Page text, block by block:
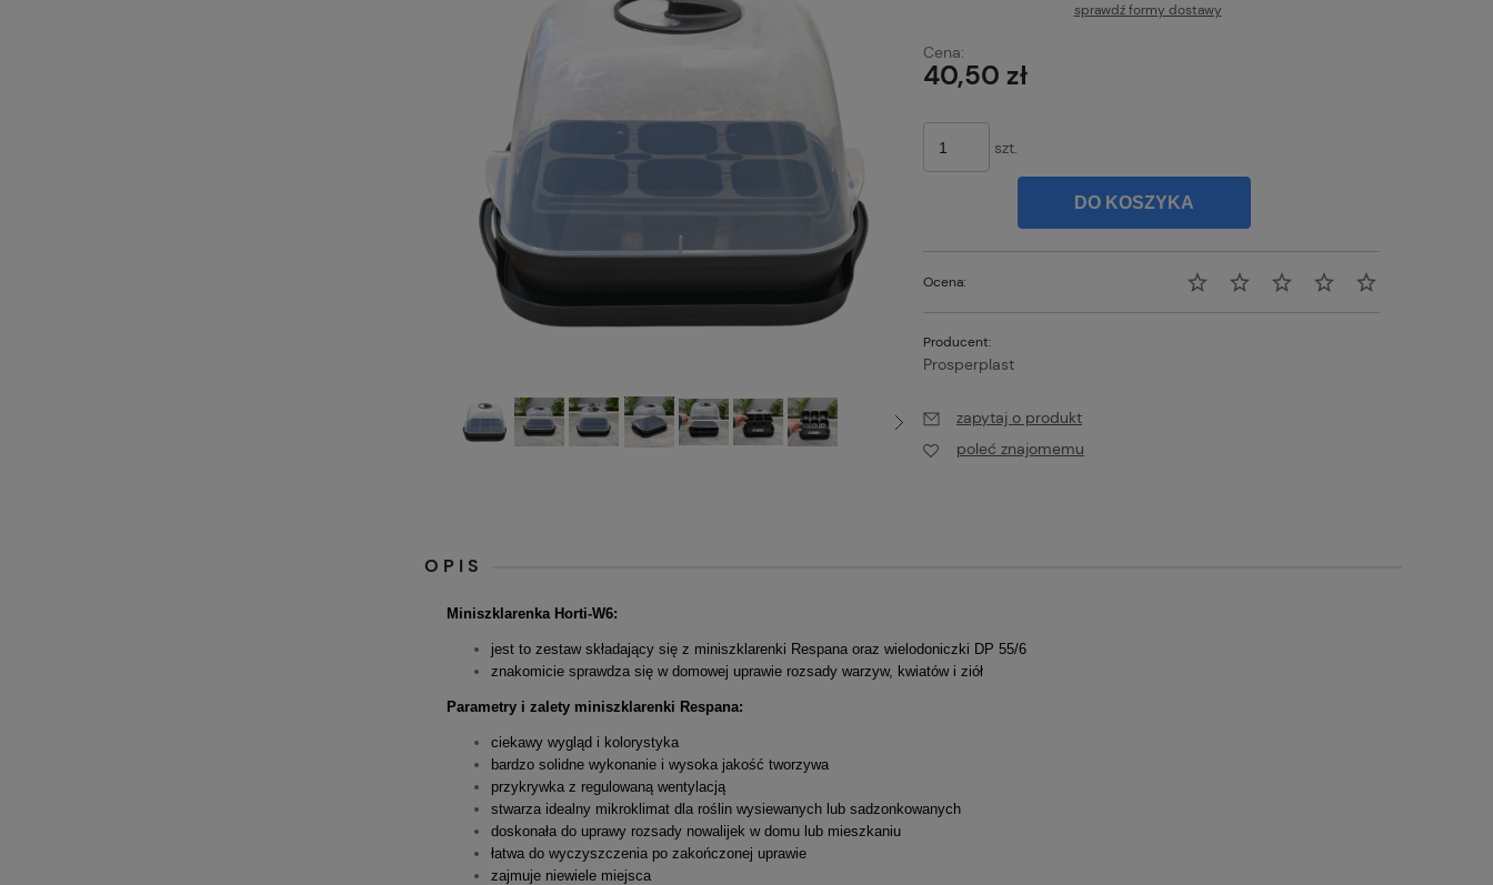
zł wysyłamy gratis!
sprawdź formy dostawy
Cena:
40,50 zł
szt.
DO KOSZYKA
Ocena:
Producent:
Prosperplast
zapytaj o produkt
poleć znajomemu
OPIS
Miniszklarenka Horti-W6:
jest to zestaw składający się z miniszklarenki Respana oraz wielodoniczki DP 55/6
znakomicie sprawdza się w domowej uprawie rozsady warzyw, kwiatów i ziół
Parametry i zalety miniszklarenki Respana:
ciekawy wygląd i kolorystyka
bardzo solidne wykonanie i wysoka jakość tworzywa
przykrywka z regulowaną wentylacją
stwarza idealny mikroklimat dla roślin wysiewanych lub sadzonkowanych
doskonała do uprawy rozsady nowalijek w domu lub mieszkaniu
łatwa do wyczyszczenia po zakończonej uprawie
zajmuje niewiele miejsca